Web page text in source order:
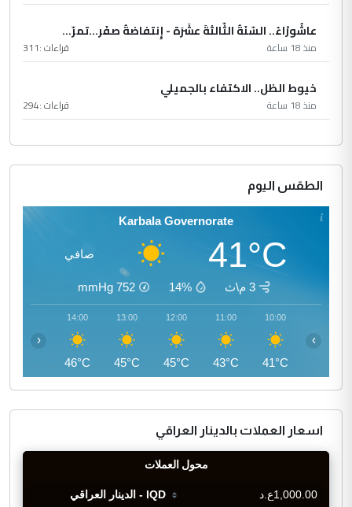
عاشُورْاءُ.. السّنَةُ الثّالثةَ عشَرَة - إِنتفاضةُ صفَر…تمرّ...
منذ 18 ساعة قراءات :311
خيوط الظل.. الاكتفاء بالجميلي
منذ 18 ساعة قراءات :294
الطقس اليوم
Karbala Governorate
41°C صافي
3 م\ث 14%
752
mmHg
10:00
41°C
11:00
43°C
12:00
45°C
13:00
45°C
14:00
46°C
‹ ›
اسعار العملات بالدينار العراقي